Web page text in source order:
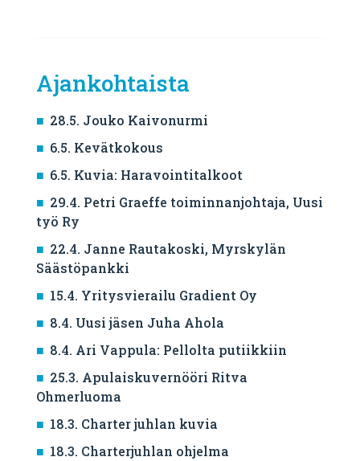
Ajankohtaista
28.5. Jouko Kaivonurmi
6.5. Kevätkokous
6.5. Kuvia: Haravointitalkoot
29.4. Petri Graeffe toiminnanjohtaja, Uusi
työ Ry
22.4. Janne Rautakoski, Myrskylän
Säästöpankki
15.4. Yritysvierailu Gradient Oy
8.4. Uusi jäsen Juha Ahola
8.4. Ari Vappula: Pellolta putiikkiin
25.3. Apulaiskuvernööri Ritva
Ohmerluoma
18.3. Charter juhlan kuvia
18.3. Charterjuhlan ohjelma